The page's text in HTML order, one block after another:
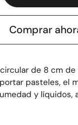
Comprar
de 8 cm
pasteles, el
y líquidos,